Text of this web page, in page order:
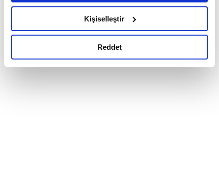
belirleyebilirsiniz. Çerezlere ilişkin detaylı bilgi için
Ayarlar butonuna tıklayabilir,Çerez Bilgilendirme
Metnimizi ziyaret edebilirsiniz.
okumak ve sitemizi ziyaretiniz kapsamında
Kişiselleştir
Reddet